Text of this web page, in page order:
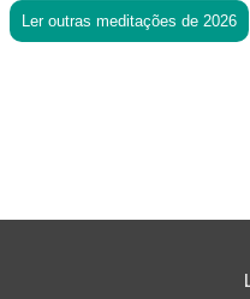
Ler outras meditações de 2026